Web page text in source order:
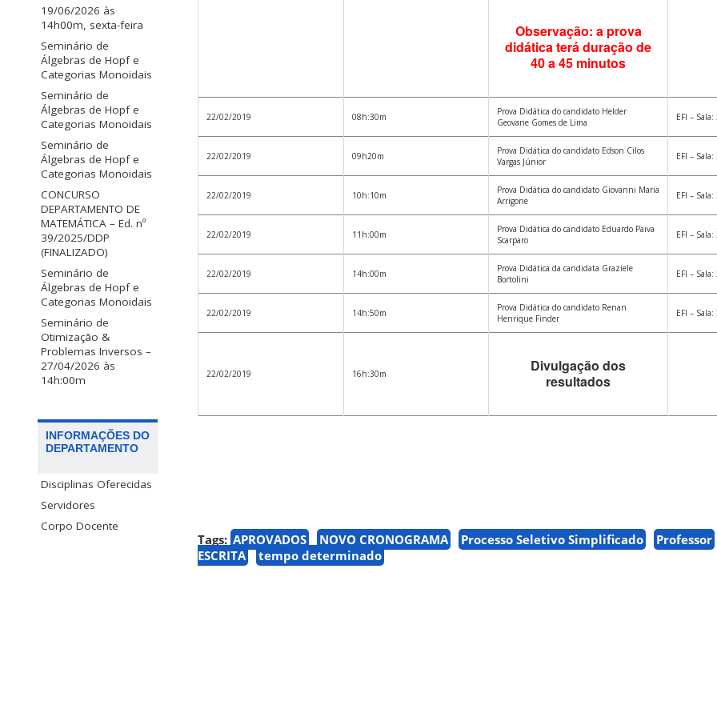
19/06/2026 às
14h00m, sexta-feira
Seminário de
Álgebras de Hopf e
Categorias Monoidais
Seminário de
Álgebras de Hopf e
Categorias Monoidais
Seminário de
Álgebras de Hopf e
Categorias Monoidais
CONCURSO
DEPARTAMENTO DE
MATEMÁTICA – Ed. nº
39/2025/DDP
(FINALIZADO)
Seminário de
Álgebras de Hopf e
Categorias Monoidais
Seminário de
Otimização &
Problemas Inversos –
27/04/2026 às
14h:00m
INFORMAÇÕES DO
DEPARTAMENTO
Disciplinas Oferecidas
Servidores
Corpo Docente
Observação: a prova
didática terá duração de
40 a 45 minutos
22/02/2019 08h:30m
Prova Didática do candidato Helder
Geovane Gomes de Lima
EFI – Sala:
22/02/2019 09h20m
Prova Didática do candidato Edson Cilos
Vargas Júnior
EFI – Sala:
22/02/2019 10h:10m
Prova Didática do candidato Giovanni Maria
Arrigone
EFI – Sala:
22/02/2019 11h:00m
Prova Didática do candidato Eduardo Paiva
Scarparo
EFI – Sala:
22/02/2019 14h:00m
Prova Didática da candidata Graziele
Bortolini
EFI – Sala:
22/02/2019 14h:50m
Prova Didática do candidato Renan
Henrique Finder
EFI – Sala:
22/02/2019 16h:30m
Divulgação dos
resultados
Tags: APROVADOS NOVO CRONOGRAMA Processo Seletivo Simplificado Professor
ESCRITA
tempo determinado